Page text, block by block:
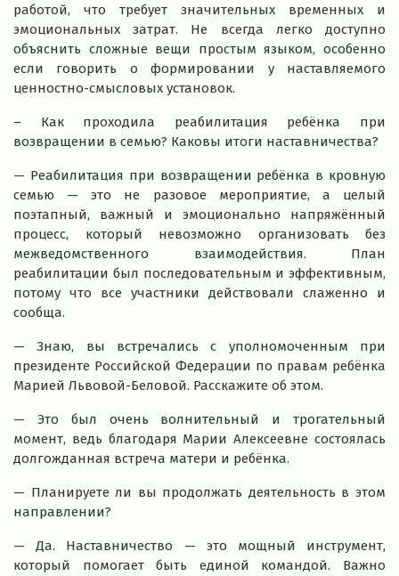
работой, что требует значительных временных и
эмоциональных затрат. Не всегда легко доступно
объяснить сложные вещи простым языком, особенно
если говорить о формировании у наставляемого
ценностно-смысловых установок.
– Как проходила реабилитация ребёнка при
возвращении в семью? Каковы итоги наставничества?
— Реабилитация при возвращении ребёнка в кровную
семью — это не разовое мероприятие, а целый
поэтапный, важный и эмоционально напряжённый
процесс, который невозможно организовать без
межведомственного взаимодействия. План
реабилитации был последовательным и эффективным,
потому что все участники действовали слаженно и
сообща.
— Знаю, вы встречались с уполномоченным при
президенте Российской Федерации по правам ребёнка
Марией Львовой-Беловой. Расскажите об этом.
— Это был очень волнительный и трогательный
момент, ведь благодаря Марии Алексеевне состоялась
долгожданная встреча матери и ребёнка.
— Планируете ли вы продолжать деятельность в этом
направлении?
— Да. Наставничество — это мощный инструмент,
который помогает быть единой командой. Важно